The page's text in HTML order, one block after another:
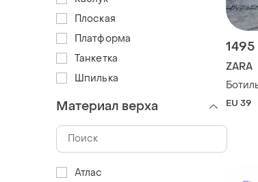
1495
ZARA
EU 39
Плоская
Платформа
Танкетка
Шпилька
Материал верха
Атлас